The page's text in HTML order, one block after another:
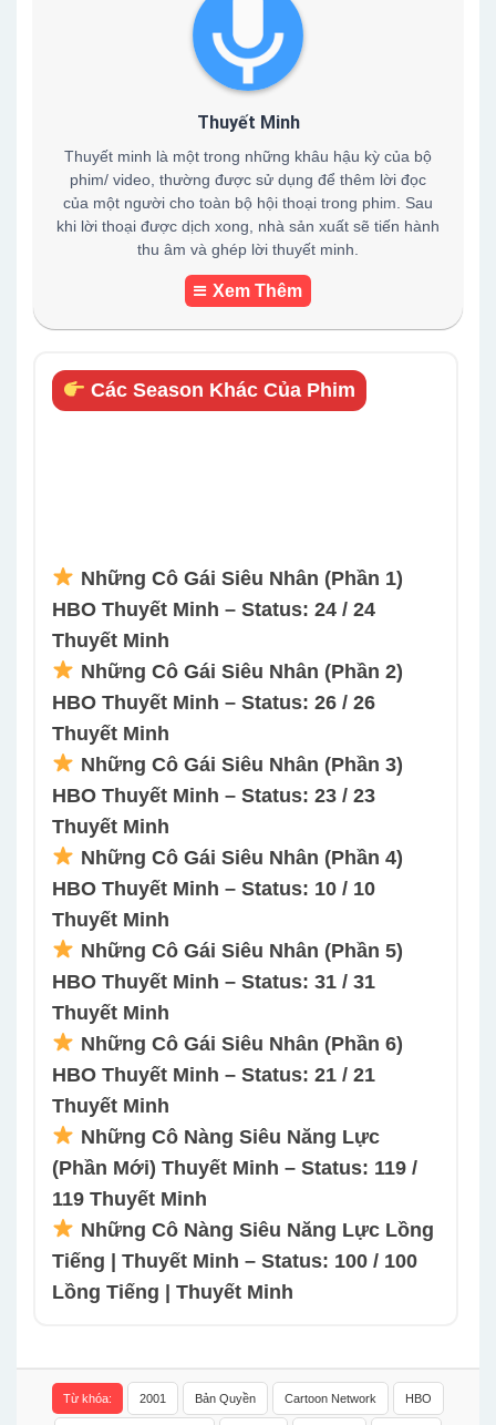
Thuyết Minh
Thuyết minh là một trong những khâu hậu kỳ của bộ
phim/ video, thường được sử dụng để thêm lời đọc
của một người cho toàn bộ hội thoại trong phim. Sau
khi lời thoại được dịch xong, nhà sản xuất sẽ tiến hành
thu âm và ghép lời thuyết minh.
Xem Thêm
Các Season Khác Của Phim
Những Cô Gái Siêu Nhân (Phần 1)
HBO Thuyết Minh – Status: 24 / 24
Thuyết Minh
Những Cô Gái Siêu Nhân (Phần 2)
HBO Thuyết Minh – Status: 26 / 26
Thuyết Minh
Những Cô Gái Siêu Nhân (Phần 3)
HBO Thuyết Minh – Status: 23 / 23
Thuyết Minh
Những Cô Gái Siêu Nhân (Phần 4)
HBO Thuyết Minh – Status: 10 / 10
Thuyết Minh
Những Cô Gái Siêu Nhân (Phần 5)
HBO Thuyết Minh – Status: 31 / 31
Thuyết Minh
Những Cô Gái Siêu Nhân (Phần 6)
HBO Thuyết Minh – Status: 21 / 21
Thuyết Minh
Những Cô Nàng Siêu Năng Lực
(Phần Mới) Thuyết Minh – Status: 119 /
119 Thuyết Minh
Những Cô Nàng Siêu Năng Lực Lồng
Tiếng | Thuyết Minh – Status: 100 / 100
Lồng Tiếng | Thuyết Minh
Từ khóa: 2001 Bản Quyền Cartoon Network HBO